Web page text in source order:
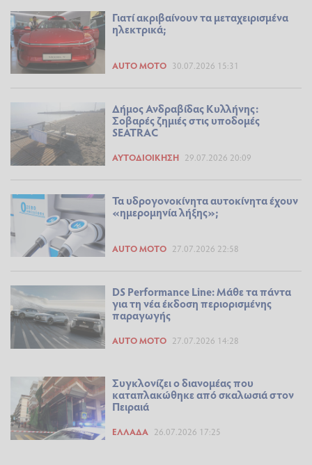
Γιατί ακριβαίνουν τα μεταχειρισμένα
ηλεκτρικά;
AUTO MOTO 30.07.2026 15:31
Δήμος Ανδραβίδας Κυλλήνης:
Σοβαρές ζημιές στις υποδομές
SEATRAC
ΑΥΤΟΔΙΟΊΚΗΣΗ 29.07.2026 20:09
Τα υδρογονοκίνητα αυτοκίνητα έχουν
«ημερομηνία λήξης»;
AUTO MOTO 27.07.2026 22:58
DS Performance Line: Μάθε τα πάντα
για τη νέα έκδοση περιορισμένης
παραγωγής
AUTO MOTO 27.07.2026 14:28
Συγκλονίζει ο διανομέας που
καταπλακώθηκε από σκαλωσιά στον
Πειραιά
ΕΛΛΆΔΑ 26.07.2026 17:25